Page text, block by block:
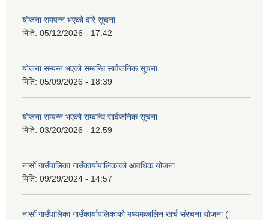
योजना समपन्न भएको वारे सूचना
मिति: 05/12/2026 - 17:42
योजना सम्पन्न भएको सम्बन्धि सार्वजनिक सूचना
मिति: 05/09/2026 - 18:39
योजना सम्पन्न भएको सम्बन्धि सार्वजनिक सूचना
मिति: 03/20/2026 - 12:59
नासोँ गाउँपालिका गाउँकार्यापालिकाको आवधिक योजना
मिति: 09/29/2024 - 14:57
नासोँ गाउँपालिका गाउँकार्यापलिकाको मध्यमकालिन खर्च संरचना योजना (